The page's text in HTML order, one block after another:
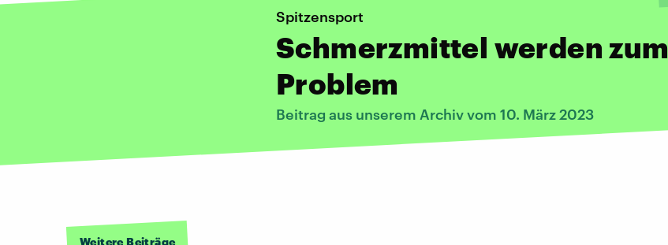
Spitzensport
Schmerzmittel werden zum
Problem
Beitrag aus unserem Archiv vom 10. März 2023
Weitere Beiträge